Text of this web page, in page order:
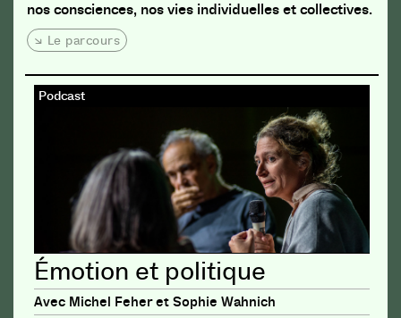
nos consciences, nos vies individuelles et collectives.
Le parcours
Podcast
Émotion et politique
Avec Michel Feher et Sophie Wahnich